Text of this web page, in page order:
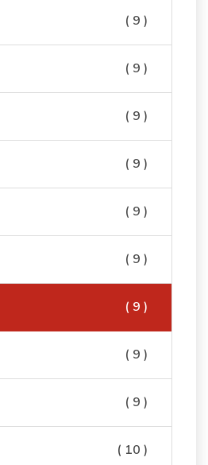
( 9 )
( 9 )
( 9 )
( 9 )
( 9 )
( 9 )
( 9 )
( 9 )
( 9 )
( 10 )